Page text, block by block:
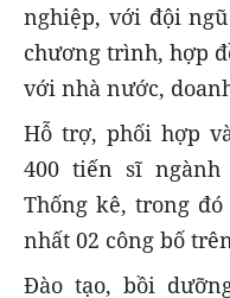
nghiệp, với đội
chương trình, hợp
với nhà nước,
Hỗ trợ, phối hợp
400 tiến sĩ ngành
Thống kê, trong
nhất 02 công bố
Đào tạo, bồi